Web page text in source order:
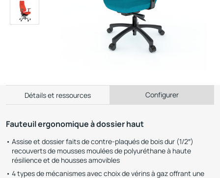
Détails et ressources Configurer
Fauteuil ergonomique à dossier haut
Assise et dossier faits de contre-plaqués de bois dur (1/2″)
recouverts de mousses moulées de polyuréthane à haute
résilience et de housses amovibles
4 types de mécanismes avec choix de vérins à gaz offrant une